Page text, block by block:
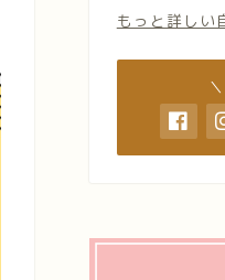
もっと詳しい